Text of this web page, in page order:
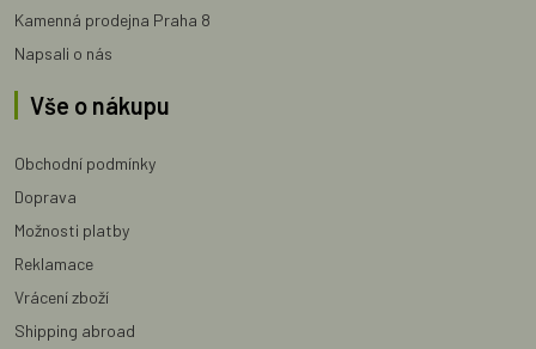
Kamenná prodejna Praha 8
Napsali o nás
Vše o nákupu
Obchodní podmínky
Doprava
Možnosti platby
Reklamace
Vrácení zboží
Shipping abroad